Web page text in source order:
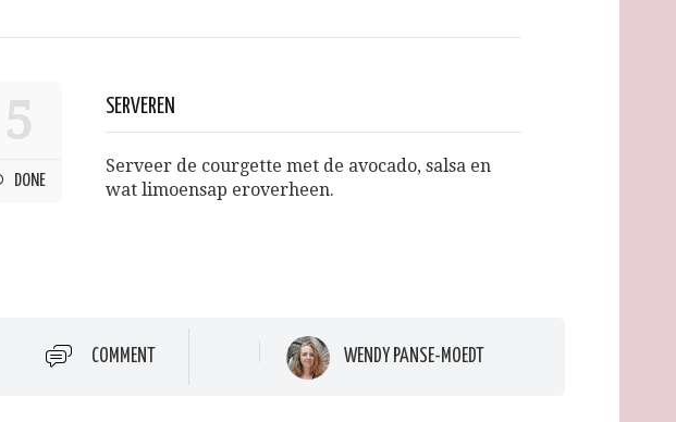
5
DONE
SERVEREN
Serveer de courgette met de avocado, salsa en
wat limoensap eroverheen.
COMMENT WENDY PANSE-MOEDT